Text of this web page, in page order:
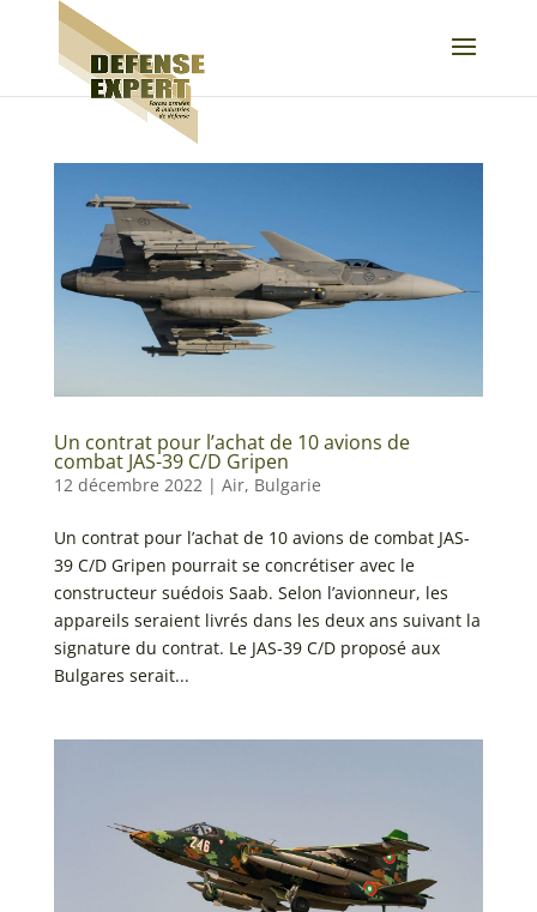
Un contrat pour l’achat de 10 avions de
combat JAS-39 C/D Gripen
12 décembre 2022| Air, Bulgarie
Un contrat pour l’achat de 10 avions de combat JAS-
39 C/D Gripen pourrait se concrétiser avec le
constructeur suédois Saab. Selon l’avionneur, les
appareils seraient livrés dans les deux ans suivant la
signature du contrat. Le JAS-39 C/D proposé aux
Bulgares serait...